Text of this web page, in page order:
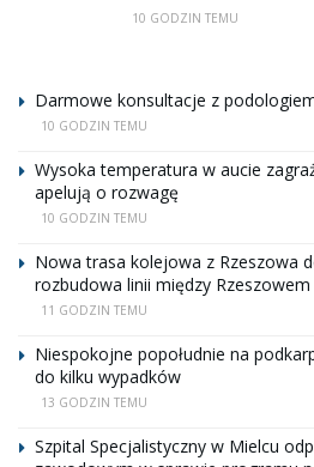
10 GODZIN TEMU
Darmowe konsultacje z
10 GODZIN TEMU
Wysoka temperatura w aucie
apelują o rozwagę
10 GODZIN TEMU
Nowa trasa kolejowa z Rzeszowa
rozbudowa linii między
11 GODZIN TEMU
Niespokojne popołudnie na
do kilku wypadków
13 GODZIN TEMU
Szpital Specjalistyczny w Mielcu